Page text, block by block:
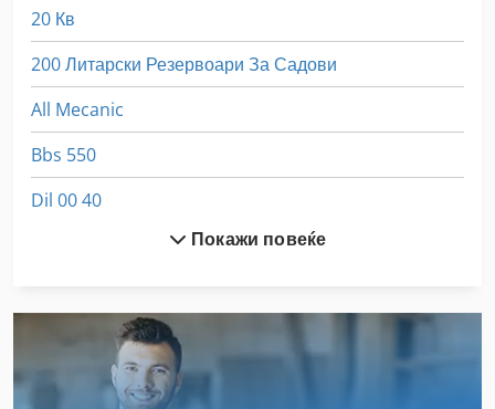
20 Кв
200 Литарски Резервоари За Садови
All Mecanic
Bbs 550
Dil 00 40
German
Покажи повеќе